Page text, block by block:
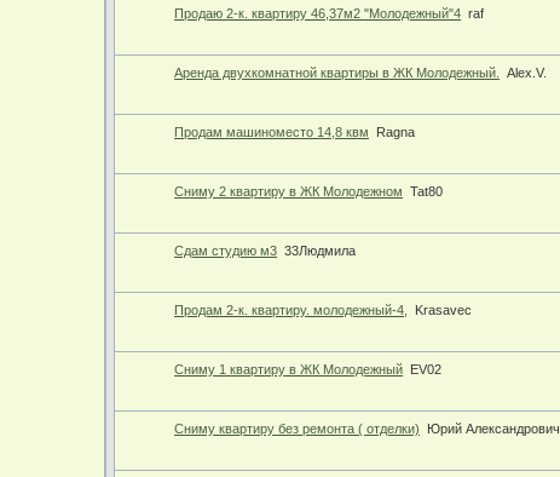
Продаю 2-к. квартиру 46,37м2 "Молодежный"4 raf
Аренда двухкомнатной квартиры в ЖК Молодежный.
Alex.V.
Продам машиноместо 14,8 квм
Ragna
Сниму 2 квартиру в ЖК Молодежном Tat80
Сдам студию м3 33Людмила
Продам 2-к. квартиру. молодежный-4,
Krasavec
Сниму 1 квартиру в ЖК Молодежный EV02
Сниму квартиру без ремонта ( отделки)
Юрий Александрович